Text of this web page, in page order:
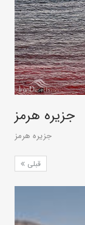
جزیره هرمز
جزیره هرمز
قبلی